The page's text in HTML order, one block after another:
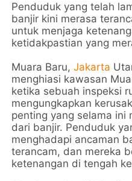
Penduduk yang telah
banjir kini merasa
untuk menjaga
ketidakpastian yang
Muara Baru,Jakarta
menghiasi kawasan
ketika sebuah inspeksi
mengungkapkan
penting yang selama ini
dari banjir. Penduduk
menghadapi ancaman
terancam, dan mereka
ketenangan di tengah